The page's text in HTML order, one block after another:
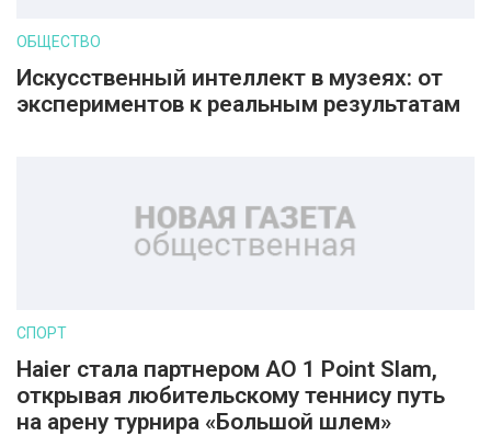
ОБЩЕСТВО
Искусственный интеллект в музеях: от
экспериментов к реальным результатам
СПОРТ
Haier стала партнером AO 1 Point Slam,
открывая любительскому теннису путь
на арену турнира «Большой шлем»